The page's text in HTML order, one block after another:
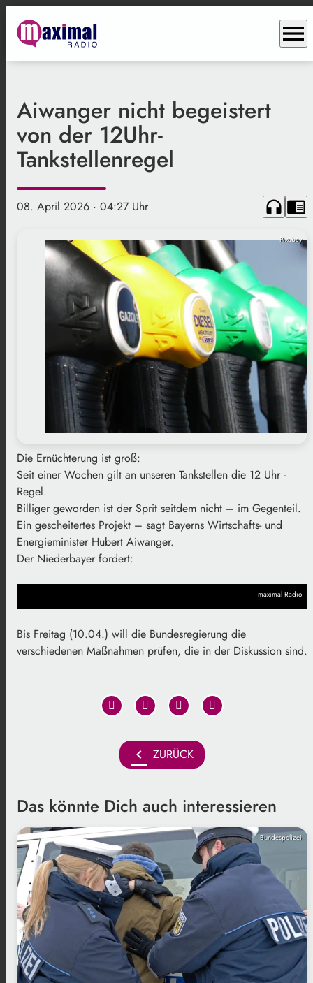
menu
Aiwanger nicht begeistert
von der 12Uhr-
Tankstellenregel
08. April 2026 · 04:27 Uhr headphones chrome_reader_mode
Pixabay
Die Ernüchterung ist groß:
Seit einer Wochen gilt an unseren Tankstellen die 12 Uhr -
Regel.
Billiger geworden ist der Sprit seitdem nicht – im Gegenteil.
Ein gescheitertes Projekt – sagt Bayerns Wirtschafts- und
Energieminister Hubert Aiwanger.
Der Niederbayer fordert:
maximal Radio
Bis Freitag (10.04.) will die Bundesregierung die
verschiedenen Maßnahmen prüfen, die in der Diskussion sind.
chevron_left ZURÜCK
Das könnte Dich auch interessieren
Bundespolizei